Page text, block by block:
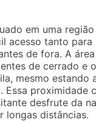
em uma
acesso tanto
de fora. A
de cerrado e
mesmo estando
Essa proximidade
desfrute da
longas distâncias.